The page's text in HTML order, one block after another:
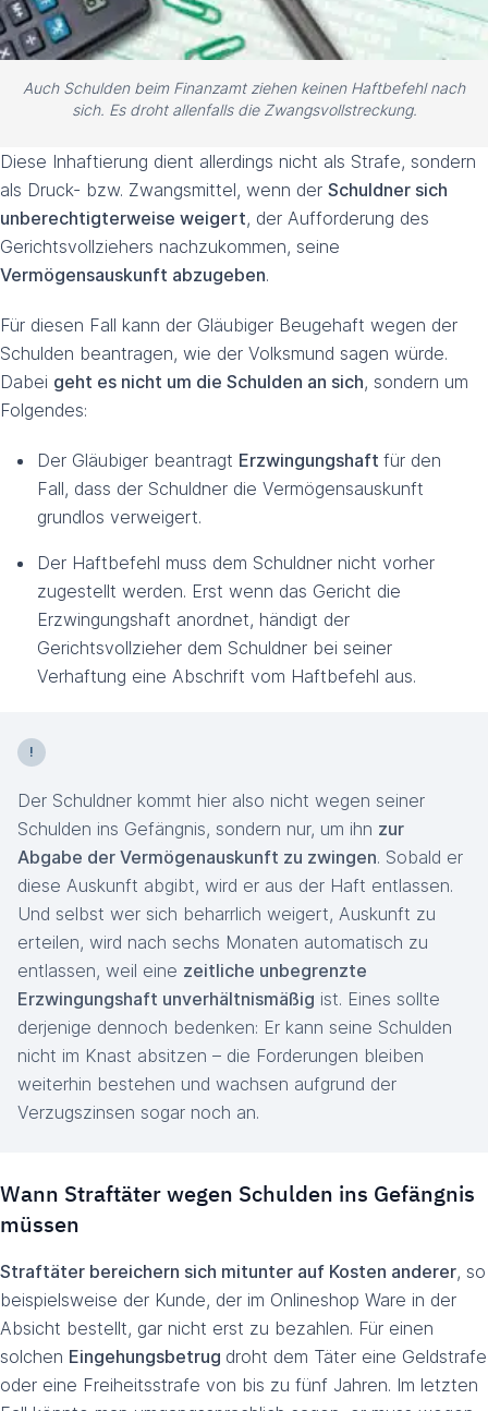
Auch Schulden beim Finanzamt ziehen keinen Haftbefehl nach
sich. Es droht allenfalls die Zwangsvollstreckung.
Diese Inhaftierung dient allerdings nicht als Strafe, sondern
als Druck- bzw. Zwangsmittel, wenn der Schuldner sich
unberechtigterweise weigert, der Aufforderung des
Gerichtsvollziehers nachzukommen, seine
Vermögensauskunft abzugeben.
Für diesen Fall kann der Gläubiger Beugehaft wegen der
Schulden beantragen, wie der Volksmund sagen würde.
Dabei geht es nicht um die Schulden an sich, sondern um
Folgendes:
Der Gläubiger beantragt Erzwingungshaft für den
Fall, dass der Schuldner die Vermögensauskunft
grundlos verweigert.
Der Haftbefehl muss dem Schuldner nicht vorher
zugestellt werden. Erst wenn das Gericht die
Erzwingungshaft anordnet, händigt der
Gerichtsvollzieher dem Schuldner bei seiner
Verhaftung eine Abschrift vom Haftbefehl aus.
Der Schuldner kommt hier also nicht wegen seiner
Schulden ins Gefängnis, sondern nur, um ihn zur
Abgabe der Vermögenauskunft zu zwingen. Sobald er
diese Auskunft abgibt, wird er aus der Haft entlassen.
Und selbst wer sich beharrlich weigert, Auskunft zu
erteilen, wird nach sechs Monaten automatisch zu
entlassen, weil eine zeitliche unbegrenzte
Erzwingungshaft unverhältnismäßig ist. Eines sollte
derjenige dennoch bedenken: Er kann seine Schulden
nicht im Knast absitzen – die Forderungen bleiben
weiterhin bestehen und wachsen aufgrund der
Verzugszinsen sogar noch an.
Wann Straftäter wegen Schulden ins Gefängnis
müssen
Straftäter bereichern sich mitunter auf Kosten anderer, so
beispielsweise der Kunde, der im Onlineshop Ware in der
Absicht bestellt, gar nicht erst zu bezahlen. Für einen
solchen Eingehungsbetrug droht dem Täter eine Geldstrafe
oder eine Freiheitsstrafe von bis zu fünf Jahren. Im letzten